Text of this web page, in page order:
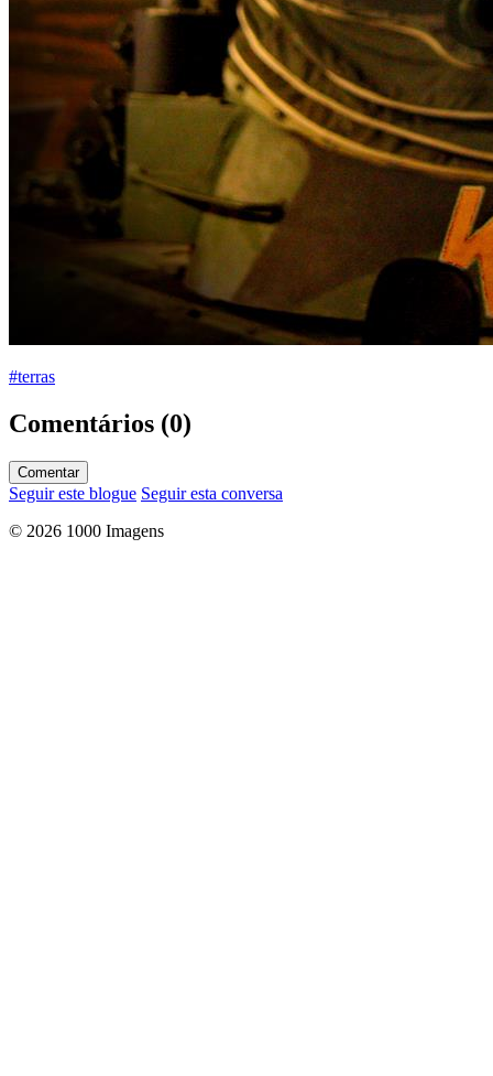
#terras
Comentários (0)
Comentar
Seguir este blogue Seguir esta conversa
© 2026 1000 Imagens